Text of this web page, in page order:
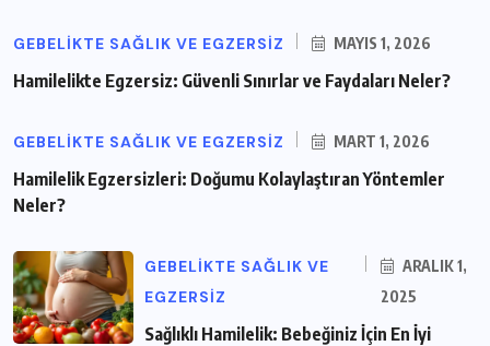
GEBELIKTE SAĞLIK VE EGZERSIZ MAYIS 1, 2026
Hamilelikte Egzersiz: Güvenli Sınırlar ve Faydaları Neler?
GEBELIKTE SAĞLIK VE EGZERSIZ MART 1, 2026
Hamilelik Egzersizleri: Doğumu Kolaylaştıran Yöntemler
Neler?
GEBELIKTE SAĞLIK VE
EGZERSIZ
ARALIK 1,
2025
Sağlıklı Hamilelik: Bebeğiniz İçin En İyi